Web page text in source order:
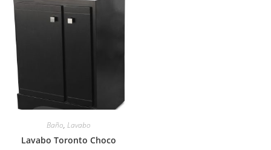
Baño, Lavabo
Lavabo Toronto Choco